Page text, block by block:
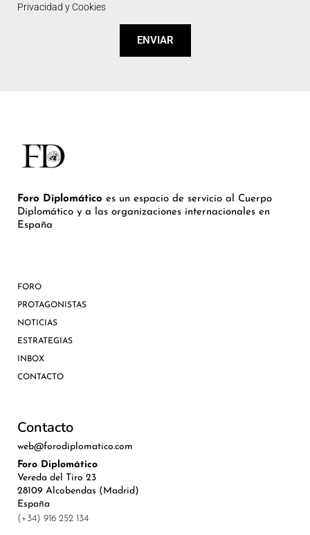
Privacidad y Cookies
ENVIAR
Foro Diplomático es un espacio de servicio al Cuerpo
Diplomático y a las organizaciones internacionales en
España
FORO
PROTAGONISTAS
NOTICIAS
ESTRATEGIAS
INBOX
CONTACTO
Contacto
web@forodiplomatico.com
Foro Diplomático
Vereda del Tiro 23
28109 Alcobendas (Madrid)
España
(+34) 916 252 134